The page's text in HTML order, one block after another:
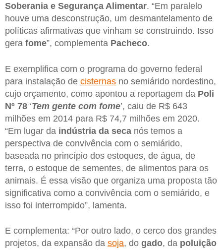
Soberania e Segurança Alimentar. “Em paralelo
houve uma desconstrução, um desmantelamento de
políticas afirmativas que vinham se construindo. Isso
gera fome”, complementa Pacheco.
E exemplifica com o programa do governo federal
para instalação de cisternas no semiárido nordestino,
cujo orçamento, como apontou a reportagem da Poli
Nº 78 ‘Tem gente com fome’, caiu de R$ 643
milhões em 2014 para R$ 74,7 milhões em 2020.
“Em lugar da indústria da seca nós temos a
perspectiva de convivência com o semiárido,
baseada no princípio dos estoques, de água, de
terra, o estoque de sementes, de alimentos para os
animais. É essa visão que organiza uma proposta tão
significativa como a convivência com o semiárido, e
isso foi interrompido”, lamenta.
E complementa: “Por outro lado, o cerco dos grandes
projetos, da expansão da soja, do gado, da poluição